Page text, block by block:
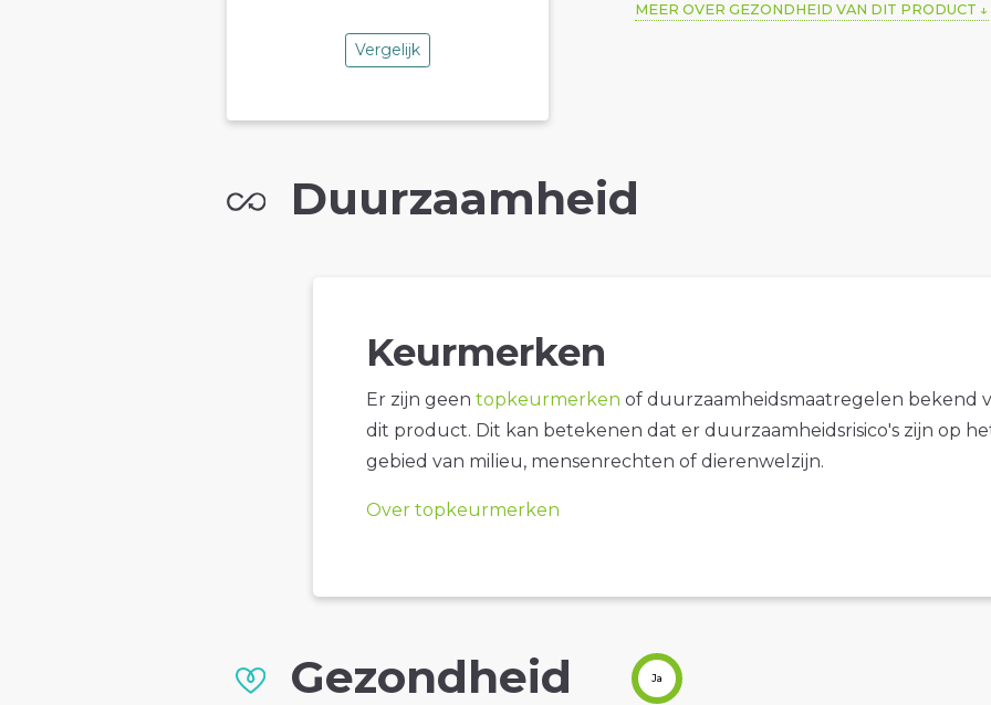
Vergelijk
MEER OVER GEZONDHEID VAN DIT PRODUCT
Duurzaamheid
Keurmerken
Er zijn geen topkeurmerken of duurzaamheidsmaatregelen bekend
dit product. Dit kan betekenen dat er duurzaamheidsrisico's zijn op
gebied van milieu, mensenrechten of dierenwelzijn.
Over topkeurmerken
Gezondheid Ja